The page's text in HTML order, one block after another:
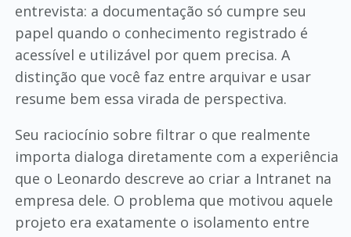
entrevista: a documentação só cumpre seu
papel quando o conhecimento registrado é
acessível e utilizável por quem precisa. A
distinção que você faz entre arquivar e usar
resume bem essa virada de perspectiva.
Seu raciocínio sobre filtrar o que realmente
importa dialoga diretamente com a experiência
que o Leonardo descreve ao criar a Intranet na
empresa dele. O problema que motivou aquele
projeto era exatamente o isolamento entre